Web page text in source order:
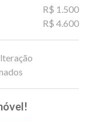
R$ 1.500
R$ 4.600